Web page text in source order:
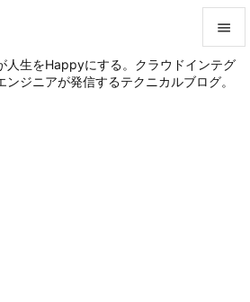
人生をHappyにする。クラウドインテグ
ジニアが発信するテクニカルブログ。


メニュ